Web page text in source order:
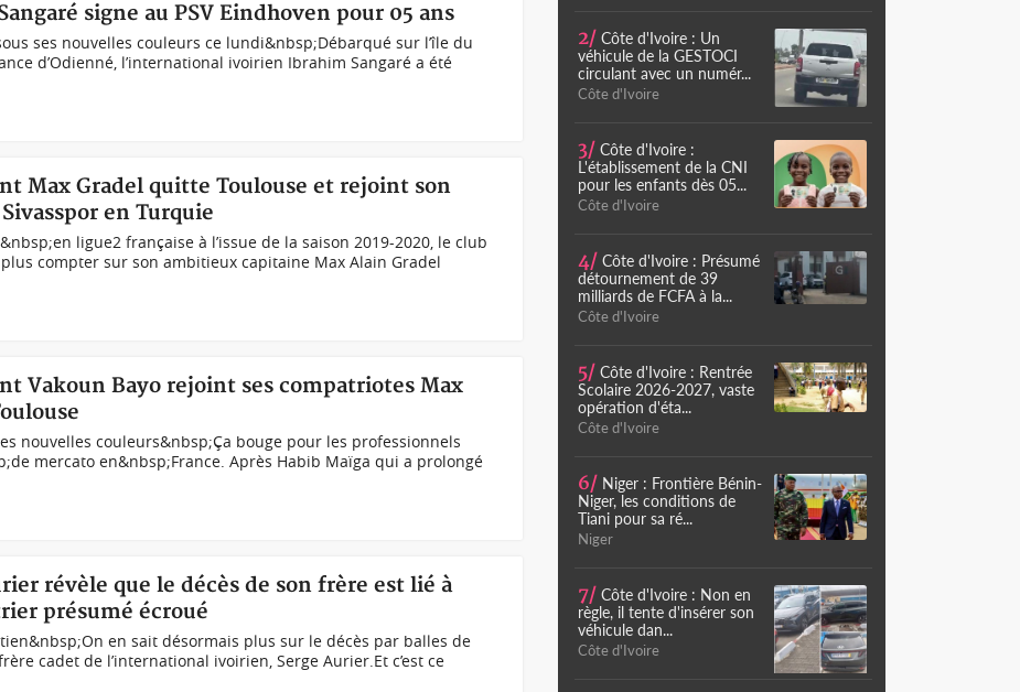
signe au PSV Eindhoven pour 05 ans
ses nouvelles couleurs ce lundi&nbsp;Débarqué sur l’île du
d’Odienné, l’international ivoirien Ibrahim Sangaré a été
Max Gradel quitte Toulouse et rejoint son
en Turquie
ligue2 française à l’issue de la saison 2019-2020, le club
compter sur son ambitieux capitaine Max Alain Gradel
Vakoun Bayo rejoint ses compatriotes Max
nouvelles couleurs&nbsp;Ça bouge pour les professionnels
mercato en&nbsp;France. Après Habib Maïga qui a prolongé
révèle que le décès de son frère est lié à
présumé écroué
en sait désormais plus sur le décès par balles de
cadet de l’international ivoirien, Serge Aurier.Et c’est ce
2/ Côte d'Ivoire : Un
véhicule de la GESTOCI
circulant avec un numér...
Côte d'Ivoire
3/ Côte d'Ivoire :
L'établissement de la CNI
pour les enfants dès 05...
Côte d'Ivoire
4/ Côte d'Ivoire : Présumé
détournement de 39
milliards de FCFA à la...
Côte d'Ivoire
5/ Côte d'Ivoire : Rentrée
Scolaire 2026-2027, vaste
opération d'éta...
Côte d'Ivoire
6/ Niger : Frontière Bénin-
Niger, les conditions de
Tiani pour sa ré...
Niger
7/ Côte d'Ivoire : Non en
règle, il tente d'insérer son
véhicule dan...
Côte d'Ivoire